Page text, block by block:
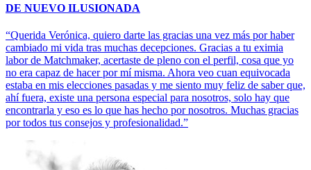
DE NUEVO ILUSIONADA
“Querida Verónica, quiero darte las gracias una vez más por haber
cambiado mi vida tras muchas decepciones. Gracias a tu eximia
labor de Matchmaker, acertaste de pleno con el perfil, cosa que yo
no era capaz de hacer por mí misma. Ahora veo cuan equivocada
estaba en mis elecciones pasadas y me siento muy feliz de saber que,
ahí fuera, existe una persona especial para nosotros, solo hay que
encontrarla y eso es lo que has hecho por nosotros. Muchas gracias
por todos tus consejos y profesionalidad.”